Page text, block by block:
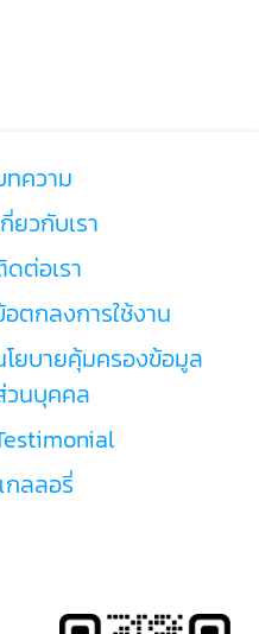
ทความ
ยวกับเรา
ดต่อเรา
อตกลงการใช้งาน
โยบายคุ้มครองข้อมูล
วนบุคคล
กลลอรี่